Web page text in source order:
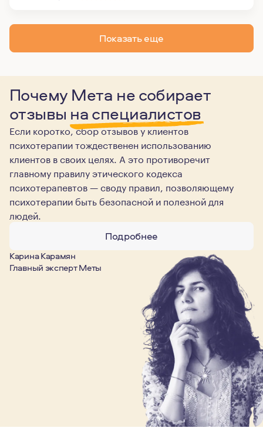
Показать еще
Почему Мета не собирает
отзывы на специалистов
Если коротко, сбор отзывов у клиентов
психотерапии тождественен использованию
клиентов в своих целях. А это противоречит
главному правилу этического кодекса
психотерапевтов — своду правил, позволяющему
психотерапии быть безопасной и полезной для
людей.
Подробнее
Карина Карамян
Главный эксперт Меты